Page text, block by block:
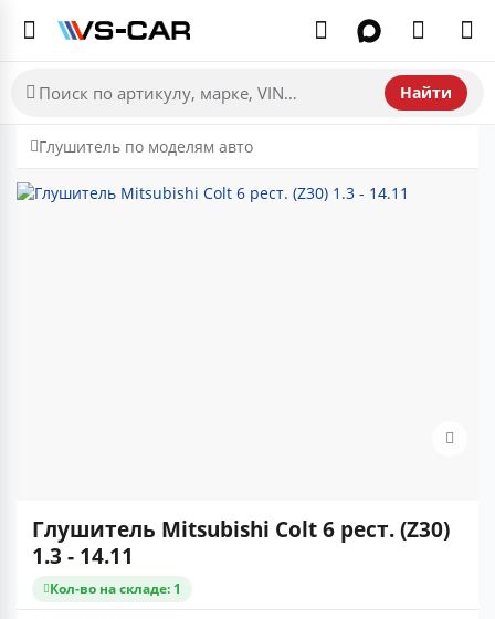
Найти
Глушитель по моделям авто
Глушитель Mitsubishi Colt 6 рест. (Z30)
1.3 - 14.11
Кол-во на складе: 1